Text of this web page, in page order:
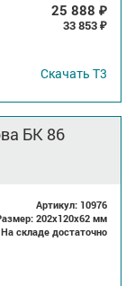
25 888 ₽
33 853 ₽
Скачать Т3
БК 86
Артикул: 10976
202x120x62 мм
На складе достаточно